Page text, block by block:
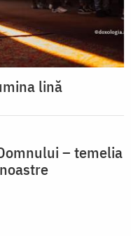
lină
– temelia